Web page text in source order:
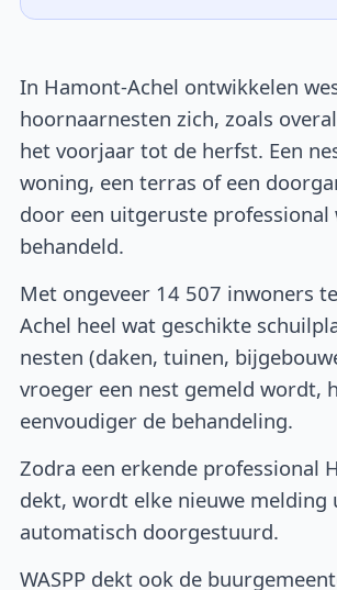
In Hamont-Achel ontwikkelen
hoornaarnesten zich, zoals
het voorjaar tot de herfst. Een
woning, een terras of een
door een uitgeruste professional
behandeld.
Met ongeveer 14 507 inwoners
Achel heel wat geschikte
nesten (daken, tuinen,
vroeger een nest gemeld wordt,
eenvoudiger de behandeling.
Zodra een erkende professional
dekt, wordt elke nieuwe melding
automatisch doorgestuurd.
WASPP dekt ook de